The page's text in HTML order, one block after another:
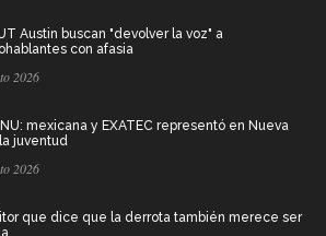
Austin buscan "devolver la voz" a
con afasia
2026
mexicana y EXATEC representó en Nueva
juventud
2026
que dice que la derrota también merece ser